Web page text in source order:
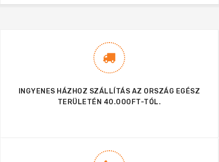
INGYENES HÁZHOZ SZÁLLÍTÁS AZ ORSZÁG EGÉSZ
TERÜLETÉN 40.000FT-TÓL.